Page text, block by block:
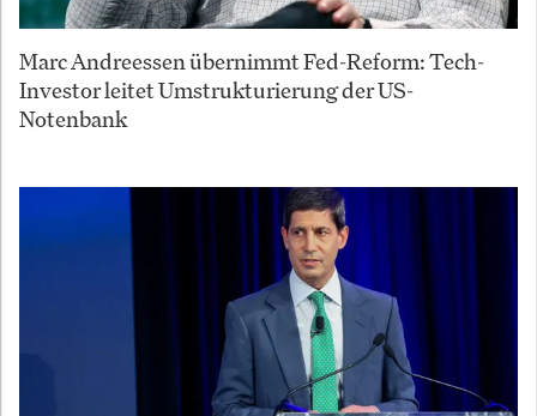
Marc Andreessen übernimmt Fed-Reform: Tech-
Investor leitet Umstrukturierung der US-
Notenbank